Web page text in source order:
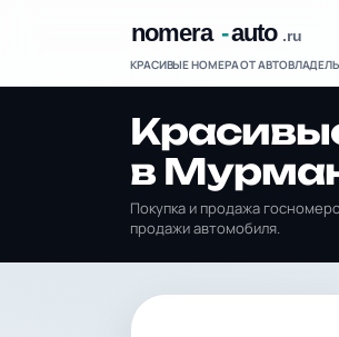
КРАСИВЫЕ НОМЕРА ОТ
в
Покупка и продажа
продажи автомобиля.